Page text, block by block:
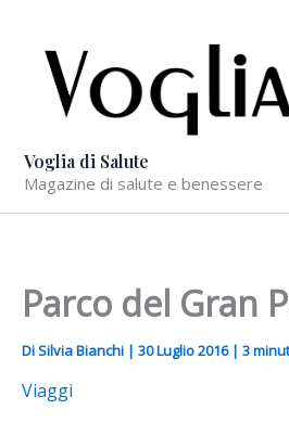
contenuto
Voglia di Salute
Magazine di salute e benessere
Parco del Gran
DiSilvia Bianchi | 30 Luglio 2016 | 3
Viaggi